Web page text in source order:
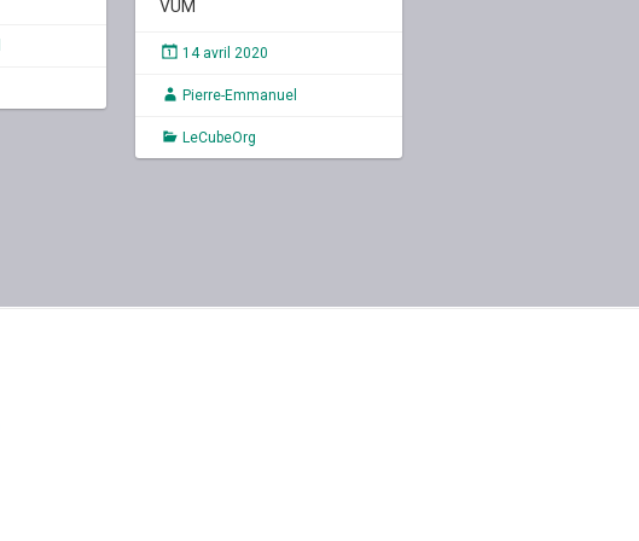
VUM
14 avril 2020
Pierre-Emmanuel
LeCubeOrg